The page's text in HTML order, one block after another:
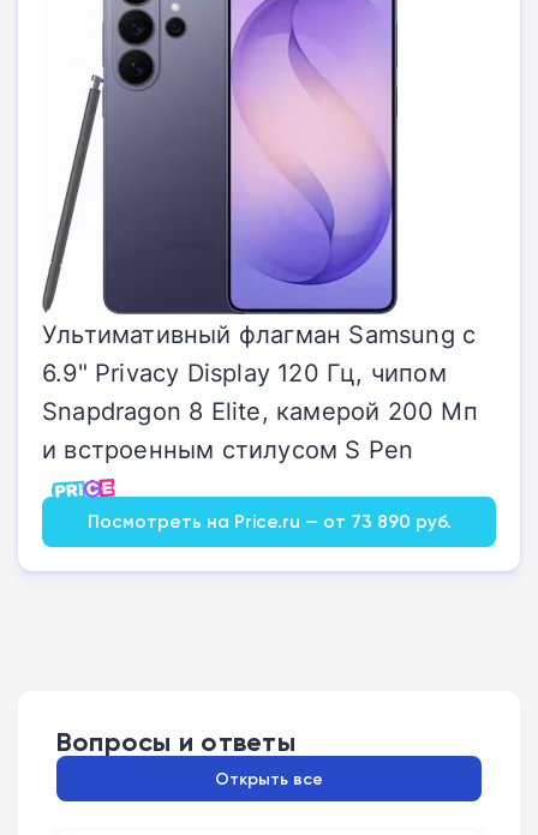
Ультимативный флагман Samsung с
6.9" Privacy Display 120 Гц, чипом
Snapdragon 8 Elite, камерой 200 Мп
и встроенным стилусом S Pen
Посмотреть на Price.ru — от 73 890 руб.
Вопросы и ответы
Открыть все